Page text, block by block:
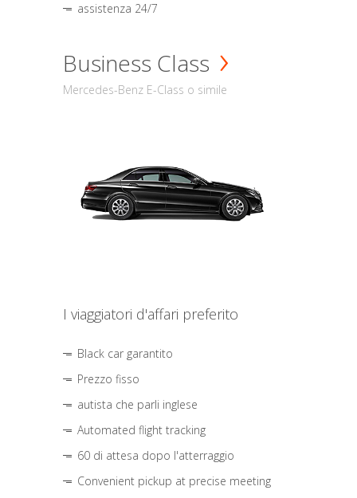
assistenza 24/7
Business Class
Mercedes-Benz E-Class o simile
I viaggiatori d'affari preferito
Black car garantito
Prezzo fisso
autista che parli inglese
Automated flight tracking
60 di attesa dopo l'atterraggio
Convenient pickup at precise meeting